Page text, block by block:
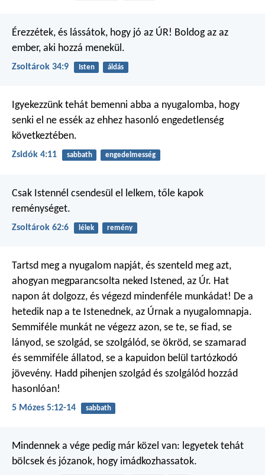
Érezzétek, és lássátok, hogy jó az ÚR! Boldog az az
ember, aki hozzá menekül.
Zsoltárok 34:9 Isten áldás
Igyekezzünk tehát bemenni abba a nyugalomba, hogy
senki el ne essék az ehhez hasonló engedetlenség
következtében.
Zsidók 4:11 sabbath engedelmesség
Csak Istennél csendesül el lelkem, tőle kapok
reménységet.
Zsoltárok 62:6 lélek remény
Tartsd meg a nyugalom napját, és szenteld meg azt,
ahogyan megparancsolta neked Istened, az Úr. Hat
napon át dolgozz, és végezd mindenféle munkádat! De a
hetedik nap a te Istenednek, az Úrnak a nyugalomnapja.
Semmiféle munkát ne végezz azon, se te, se fiad, se
lányod, se szolgád, se szolgálód, se ökröd, se szamarad
és semmiféle állatod, se a kapuidon belül tartózkodó
jövevény. Hadd pihenjen szolgád és szolgálód hozzád
hasonlóan!
5 Mózes 5:12-14 sabbath
Mindennek a vége pedig már közel van: legyetek tehát
bölcsek és józanok, hogy imádkozhassatok.